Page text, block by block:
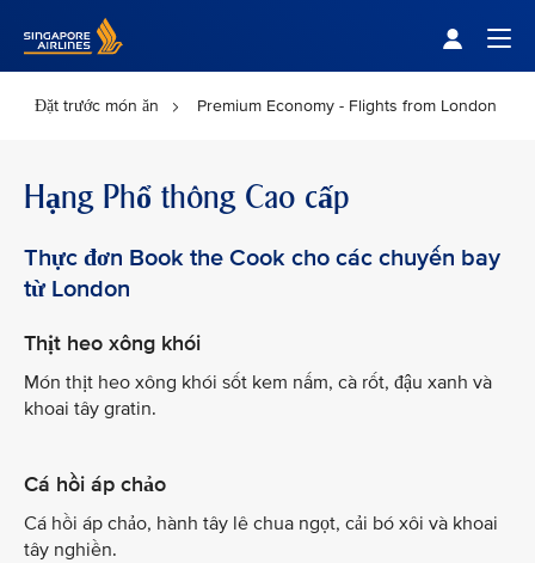
Đặt trước món ăn Premium Economy - Flights from London
Hạng Phổ thông Cao cấp
Thực đơn Book the Cook cho các chuyến bay
từ London
Thịt heo xông khói
Món thịt heo xông khói sốt kem nấm, cà rốt, đậu xanh và
khoai tây gratin.
Cá hồi áp chảo
Cá hồi áp chảo, hành tây lê chua ngọt, cải bó xôi và khoai
tây nghiền.